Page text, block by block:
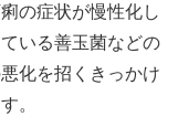
の症状が慢性化し
いる善玉菌などの
化を招くきっかけ
。